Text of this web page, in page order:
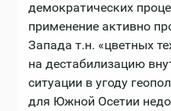
демократических
применение активно
Запада т.н. «цветных
на дестабилизацию
ситуации в угоду
для Южной Осетии